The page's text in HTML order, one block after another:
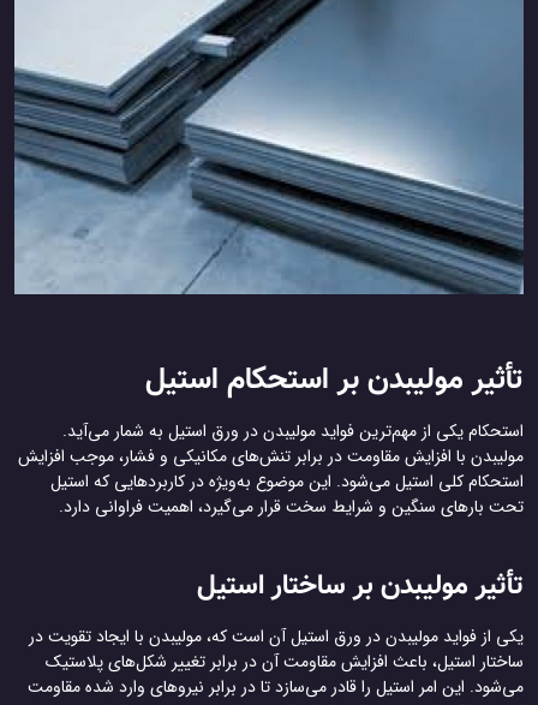
تأثیر مولیبدن بر استحکام استیل
استحکام یکی از مهم‌ترین فواید مولیبدن در ورق استیل به شمار می‌آید.
مولیبدن با افزایش مقاومت در برابر تنش‌های مکانیکی و فشار، موجب افزایش
استحکام کلی استیل می‌شود. این موضوع به‌ویژه در کاربردهایی که استیل
تحت بارهای سنگین و شرایط سخت قرار می‌گیرد، اهمیت فراوانی دارد.
تأثیر مولیبدن بر ساختار استیل
یکی از فواید مولیبدن در ورق استیل آن است که، مولیبدن با ایجاد تقویت در
ساختار استیل، باعث افزایش مقاومت آن در برابر تغییر شکل‌های پلاستیک
می‌شود. این امر استیل را قادر می‌سازد تا در برابر نیروهای وارد شده مقاومت